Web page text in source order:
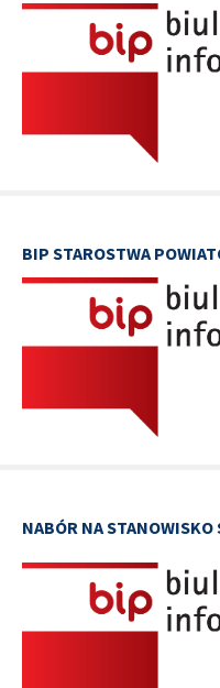
BIP STAROSTWA
NABÓR NA